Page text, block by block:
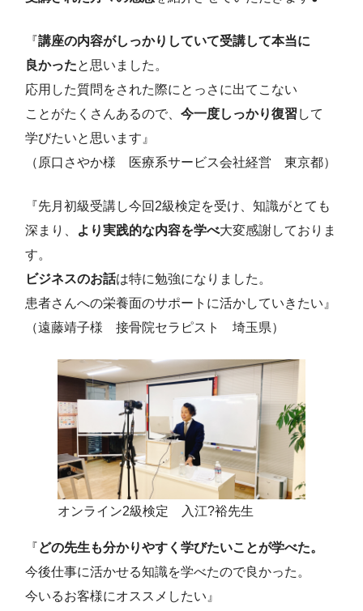
『講座の内容がしっかりしていて受講して本当に
良かったと思いました。
応用した質問をされた際にとっさに出てこない
ことがたくさんあるので、 今一度しっかり復習 して
学びたいと思います』
（原口さやか様 医療系サービス会社経営 東京都）
『先月初級受講し今回2級検定を受け、知識がとても
深まり、
より実践的な内容を学べ大変感謝しておりま
す。
ビジネスのお話は特に勉強になりました。
患者さんへの栄養面のサポートに活かしていきたい』
（遠藤靖子様 接骨院セラピスト 埼玉県）
オンライン2級検定 入江?裕先生
『どの先生も分かりやすく学びたいことが学べた。
今後仕事に活かせる知識を学べたので良かった。
今いるお客様にオススメしたい』